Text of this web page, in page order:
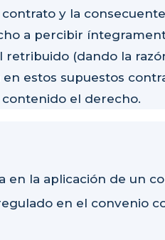
y la
a percibir
(dando la
estos supuestos
el derecho.
en la aplicación de un
en el convenio